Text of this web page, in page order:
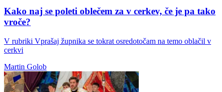
Kako naj se poleti oblečem za v cerkev, če je pa tako
vroče?
V rubriki Vprašaj župnika se tokrat osredotočam na temo oblačil v
cerkvi
Martin Golob